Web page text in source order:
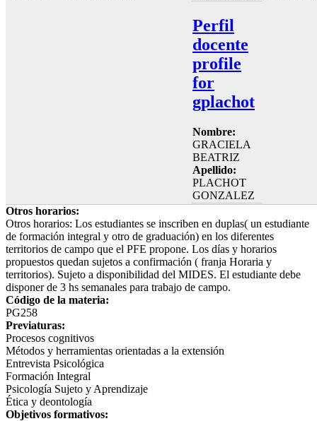
Perfil
docente
profile
for
gplachot
Nombre:
GRACIELA
BEATRIZ
Apellido:
PLACHOT
GONZALEZ
Otros horarios:
Otros horarios: Los estudiantes se inscriben en duplas( un estudiante
de formación integral y otro de graduación) en los diferentes
territorios de campo que el PFE propone. Los días y horarios
propuestos quedan sujetos a confirmación ( franja Horaria y
territorios). Sujeto a disponibilidad del MIDES. El estudiante debe
disponer de 3 hs semanales para trabajo de campo.
Código de la materia:
PG258
Previaturas:
Procesos cognitivos
Métodos y herramientas orientadas a la extensión
Entrevista Psicológica
Formación Integral
Psicología Sujeto y Aprendizaje
Ética y deontología
Objetivos formativos: